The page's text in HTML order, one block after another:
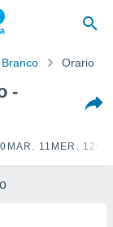
Orario
-
MAR. 11 MER. 12